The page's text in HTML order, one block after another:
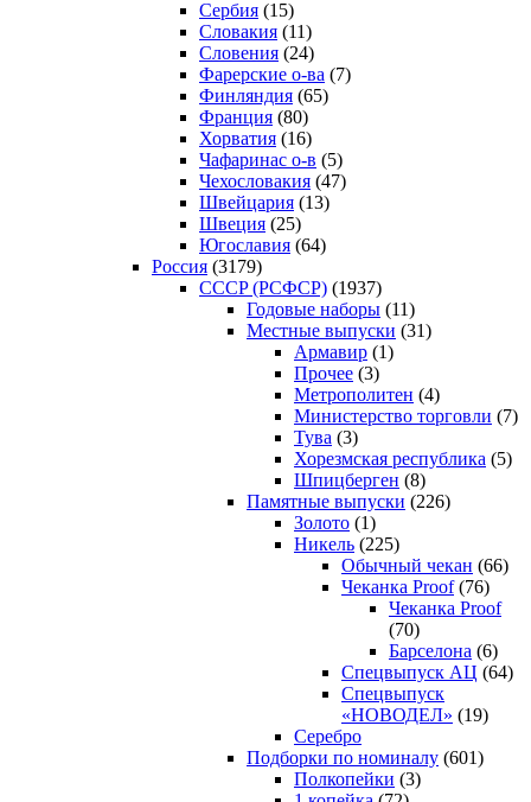
Сербия (15)
Словакия (11)
Словения (24)
Фарерские о-ва (7)
Финляндия (65)
Франция (80)
Хорватия (16)
Чафаринас о-в (5)
Чехословакия (47)
Швейцария (13)
Швеция (25)
Югославия (64)
Россия (3179)
CCCP (РСФСР) (1937)
Годовые наборы (11)
Местные выпуски (31)
Армавир (1)
Прочее (3)
Метрополитен (4)
Министерство торговли (7)
Тува (3)
Хорезмская республика (5)
Шпицберген (8)
Памятные выпуски (226)
Золото (1)
Никель (225)
Обычный чекан (66)
Чеканка Proof(76)
Чеканка Proof
(70)
Барселона (6)
Спецвыпуск АЦ (64)
Спецвыпуск
«НОВОДЕЛ» (19)
Серебро
Подборки по номиналу (601)
Полкопейки (3)